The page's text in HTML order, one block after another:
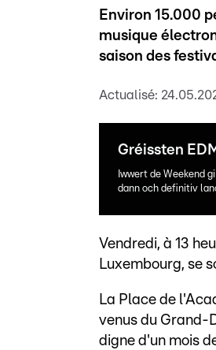
Environ 15.000
musique
saison des
Actualisé:
Gréissten
Iwwert de Weekend
dann och definitiv
Vendredi, à 13
Luxembourg, se
La Place de
venus du Grand-
digne d'un mois